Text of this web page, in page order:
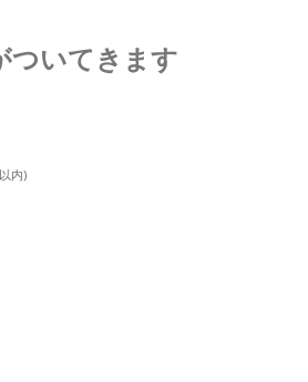
ついてきます
内)